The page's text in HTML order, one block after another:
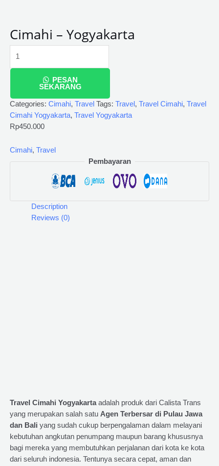
Cimahi – Yogyakarta
PESAN
SEKARANG
Categories: Cimahi, Travel Tags: Travel, Travel Cimahi, Travel
Cimahi Yogyakarta, Travel Yogyakarta
Rp450.000
Cimahi, Travel
Pembayaran
Description
Reviews (0)
Travel Cimahi Yogyakartaadalah produk dari Calista Trans
yang merupakan salah satu Agen Terbersar di Pulau Jawa
dan Bali yang sudah cukup berpengalaman dalam melayani
kebutuhan angkutan penumpang maupun barang khususnya
bagi mereka yang membutuhkan perjalanan dari kota ke kota
dari seluruh indonesia. Tentunya secara cepat, aman dan